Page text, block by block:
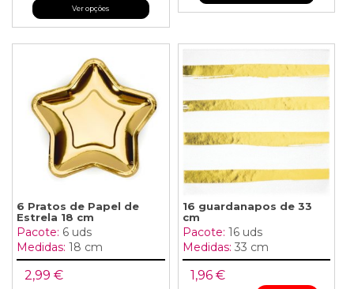
Ver opções
6 Pratos de Papel de
Estrela 18 cm
Pacote: 6 uds
Medidas: 18 cm
2,99 €
16 guardanapos de 33
cm
Pacote: 16 uds
Medidas: 33 cm
1,96 €